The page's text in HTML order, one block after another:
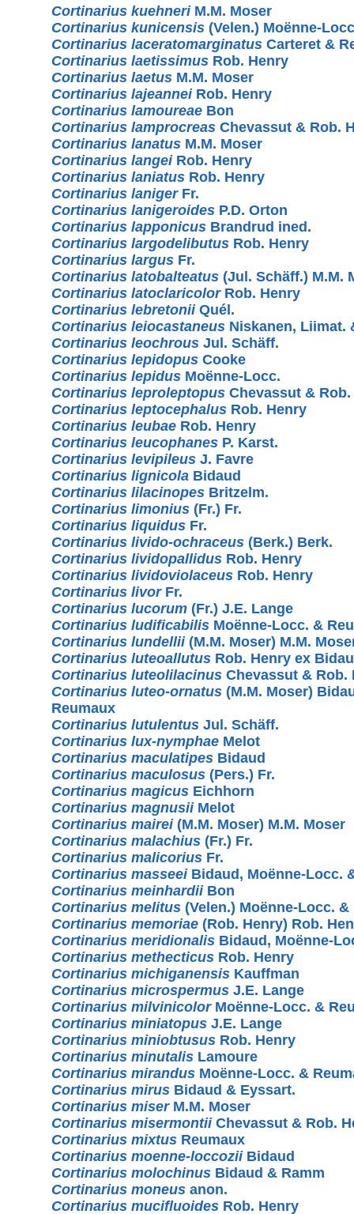
Cortinarius kuehneriM.M. Moser
Cortinarius kunicensis (Velen.) Moënne-
Cortinarius laceratomarginatus Carteret &
Cortinarius laetissimus Rob. Henry
Cortinarius laetus M.M. Moser
Cortinarius lajeanneiRob. Henry
Cortinarius lamoureae Bon
Cortinarius lamprocreas Chevassut & Rob.
Cortinarius lanatus M.M. Moser
Cortinarius langeiRob. Henry
Cortinarius laniatus Rob. Henry
Cortinarius lanigerFr.
Cortinarius lanigeroides P.D. Orton
Cortinarius lapponicus Brandrud ined.
Cortinarius largodelibutus Rob. Henry
Cortinarius largus Fr.
Cortinarius latobalteatus (Jul. Schäff.) M.M.
Cortinarius latoclaricolorRob. Henry
Cortinarius lebretoniiQuél.
Cortinarius leiocastaneus Niskanen, Liimat.
Cortinarius leochrous Jul. Schäff.
Cortinarius lepidopus Cooke
Cortinarius lepidus Moënne-Locc.
Cortinarius leproleptopus Chevassut &
Cortinarius leptocephalus Rob. Henry
Cortinarius leubae Rob. Henry
Cortinarius leucophanes P. Karst.
Cortinarius levipileus J. Favre
Cortinarius lignicola Bidaud
Cortinarius lilacinopes Britzelm.
Cortinarius limonius (Fr.) Fr.
Cortinarius liquidus Fr.
Cortinarius livido-ochraceus (Berk.) Berk.
Cortinarius lividopallidus Rob. Henry
Cortinarius lividoviolaceus Rob. Henry
Cortinarius livorFr.
Cortinarius lucorum (Fr.) J.E. Lange
Cortinarius ludificabilis Moënne-Locc. &
Cortinarius lundellii(M.M. Moser) M.M.
Cortinarius luteoallutus Rob. Henry ex
Cortinarius luteolilacinus Chevassut & Rob.
Cortinarius luteo-ornatus (M.M. Moser)
Reumaux
Cortinarius lutulentus Jul. Schäff.
Cortinarius lux-nymphae Melot
Cortinarius maculatipes Bidaud
Cortinarius maculosus (Pers.) Fr.
Cortinarius magicus Eichhorn
Cortinarius magnusiiMelot
Cortinarius mairei(M.M. Moser) M.M. Moser
Cortinarius malachius (Fr.) Fr.
Cortinarius malicorius Fr.
Cortinarius masseeiBidaud, Moënne-Locc.
Cortinarius meinhardiiBon
Cortinarius melitus (Velen.) Moënne-Locc. &
Cortinarius memoriae (Rob. Henry) Rob.
Cortinarius meridionalis Bidaud, Moënne-
Cortinarius methecticus Rob. Henry
Cortinarius michiganensis Kauffman
Cortinarius microspermus J.E. Lange
Cortinarius milvinicolorMoënne-Locc. &
Cortinarius miniatopus J.E. Lange
Cortinarius miniobtusus Rob. Henry
Cortinarius minutalis Lamoure
Cortinarius mirandus Moënne-Locc. &
Cortinarius mirus Bidaud & Eyssart.
Cortinarius miserM.M. Moser
Cortinarius misermontiiChevassut & Rob.
Cortinarius mixtus Reumaux
Cortinarius moenne-loccoziiBidaud
Cortinarius molochinus Bidaud & Ramm
Cortinarius moneus anon.
Cortinarius mucifluoides Rob. Henry